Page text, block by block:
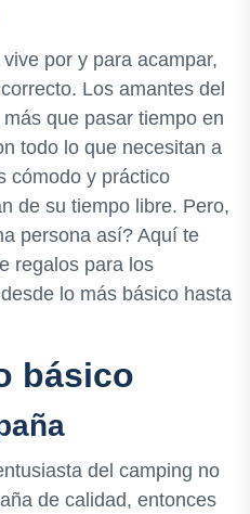
por y para acampar,
Los amantes del
que pasar tiempo en
todo lo que necesitan a
cómodo y práctico
de su tiempo libre. Pero,
persona así? Aquí te
regalos para los
lo más básico hasta
básico
del camping no
de calidad, entonces